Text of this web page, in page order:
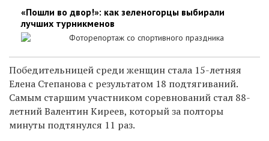
«Пошли во двор!»: как зеленогорцы выбирали
лучших турникменов
Фоторепортаж со спортивного праздника
Победительницей среди женщин стала 15-летняя
Елена Степанова с результатом 18 подтягиваний.
Самым старшим участником соревнований стал 88-
летний Валентин Киреев, который за полторы
минуты подтянулся 11 раз.